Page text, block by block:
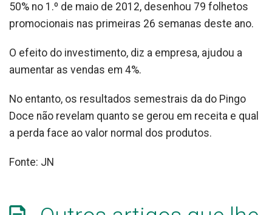
50% no 1.º de maio de 2012, desenhou 79 folhetos
promocionais nas primeiras 26 semanas deste ano.
O efeito do investimento, diz a empresa, ajudou a
aumentar as vendas em 4%.
No entanto, os resultados semestrais da do Pingo
Doce não revelam quanto se gerou em receita e qual
a perda face ao valor normal dos produtos.
Fonte: JN